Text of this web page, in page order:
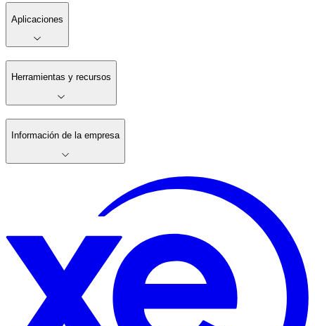
Aplicaciones
Herramientas y recursos
Información de la empresa